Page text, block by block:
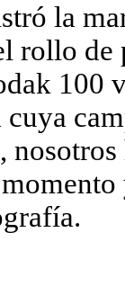
la
rollo
100